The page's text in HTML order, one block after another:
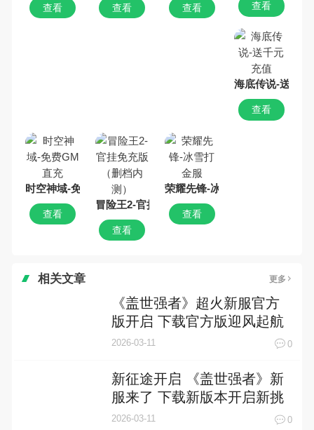
查看 查看 查看 查看
海底传说-送千元
查看
时空神域-免费GM直充
查看
冒险王2-官挂免充版（删档内测）
查看
荣耀先锋-冰雪打金服
查看
相关文章 更多
《盖世强者》超火新服官方
版开启 下载官方版迎风起航
2026-03-11 0
新征途开启 《盖世强者》新
服来了 下载新版本开启新挑
战
2026-03-11 0